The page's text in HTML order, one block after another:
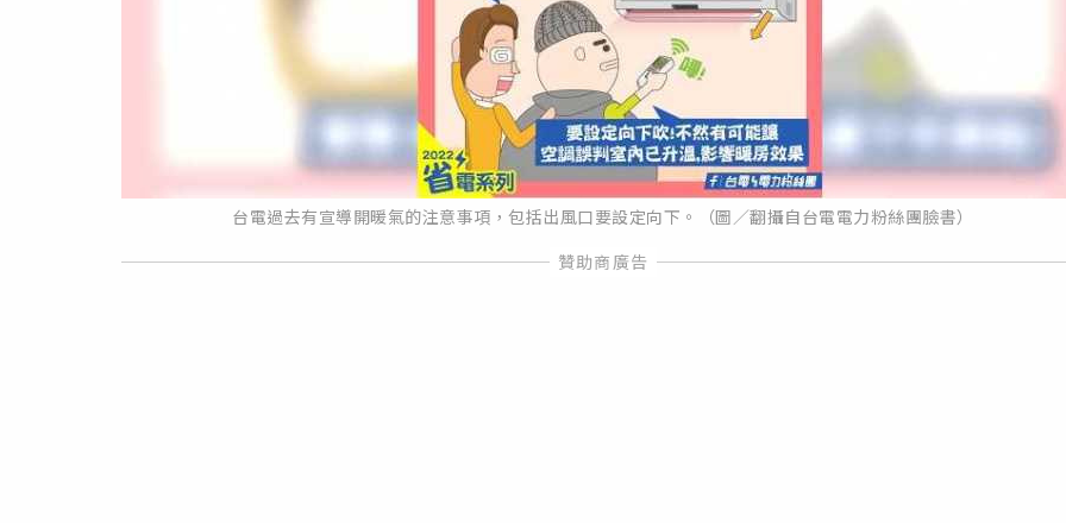
台電過去有宣導開暖氣的注意事項，包括出風口要設定向下。（圖／翻攝自台電電力粉絲團臉書）